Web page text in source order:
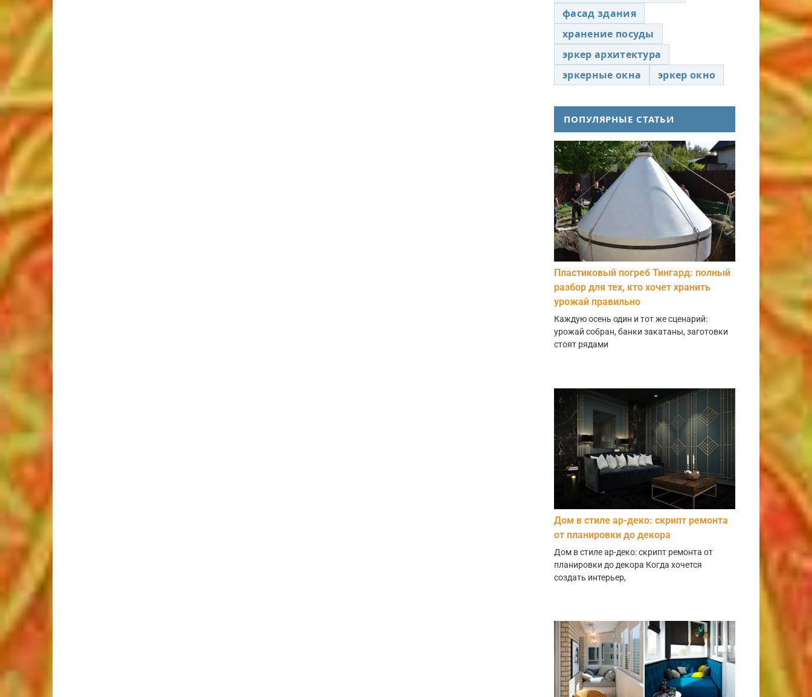
фасад здания
хранение посуды
эркер архитектура
эркерные окна
эркер окно
ПОПУЛЯРНЫЕ СТАТЬИ
Пластиковый погреб Тингард: полный
разбор для тех, кто хочет хранить
урожай правильно
Каждую осень один и тот же сценарий:
урожай собран, банки закатаны, заготовки
стоят рядами
Дом в стиле ар-деко: скрипт ремонта
от планировки до декора
Дом в стиле ар-деко: скрипт ремонта от
планировки до декора Когда хочется
создать интерьер,